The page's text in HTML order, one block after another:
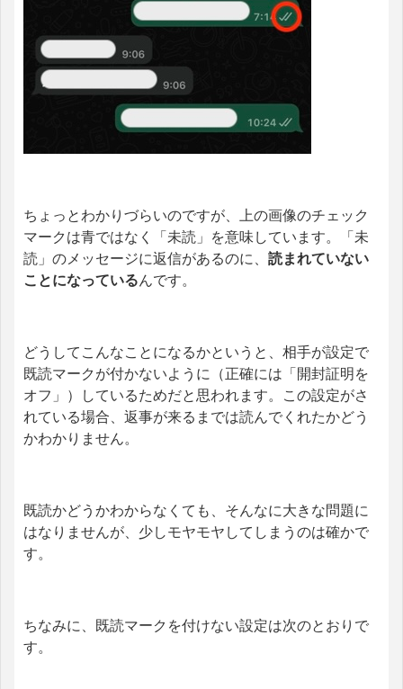
ちょっとわかりづらいのですが、上の画像のチェック
マークは青ではなく「未読」を意味しています。「未
読」のメッセージに返信があるのに、 読まれていない
ことになっているんです。
どうしてこんなことになるかというと、相手が設定で
既読マークが付かないように（正確には「開封証明を
オフ」）しているためだと思われます。この設定がさ
れている場合、返事が来るまでは読んでくれたかどう
かわかりません。
既読かどうかわからなくても、そんなに大きな問題に
はなりませんが、少しモヤモヤしてしまうのは確かで
す。
ちなみに、既読マークを付けない設定は次のとおりで
す。